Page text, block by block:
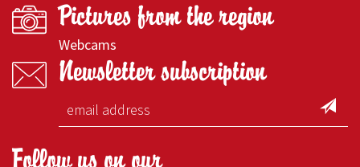
Pictures from the region
Webcams
Newsletter subscription
Follow us on our